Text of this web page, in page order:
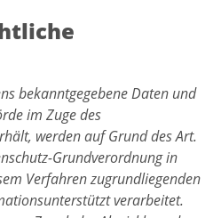
bekanntgegebene Daten und
im Zuge des
werden auf Grund des Art.
Grundverordnung in
Verfahren zugrundliegenden
verarbeitet.